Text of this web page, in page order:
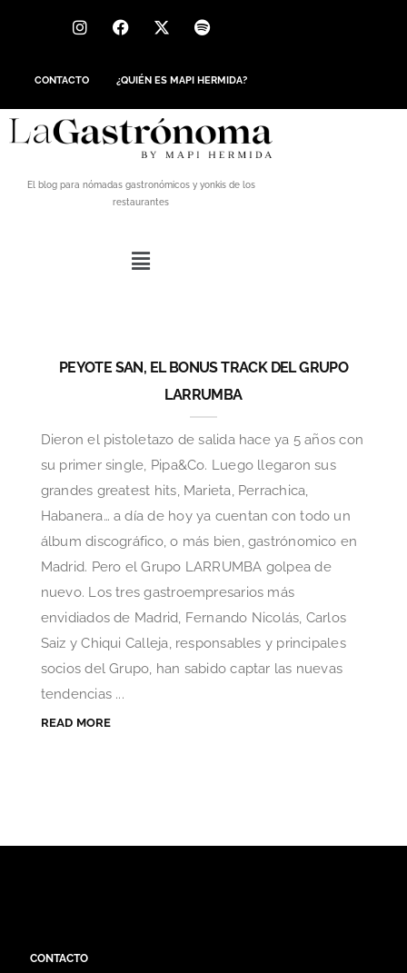
CONTACTO ¿QUIÉN ES MAPI HERMIDA?
El blog para nómadas gastronómicos y yonkis de los
restaurantes
PEYOTE SAN, EL BONUS TRACK DEL GRUPO
LARRUMBA
Dieron el pistoletazo de salida hace ya 5 años con
su primer single, Pipa&Co. Luego llegaron sus
grandes greatest hits, Marieta, Perrachica,
Habanera… a día de hoy ya cuentan con todo un
álbum discográfico, o más bien, gastrónomico en
Madrid. Pero el Grupo LARRUMBA golpea de
nuevo. Los tres gastroempresarios más
envidiados de Madrid, Fernando Nicolás, Carlos
Saiz y Chiqui Calleja, responsables y principales
socios del Grupo, han sabido captar las nuevas
tendencias ...
READ MORE
CONTACTO